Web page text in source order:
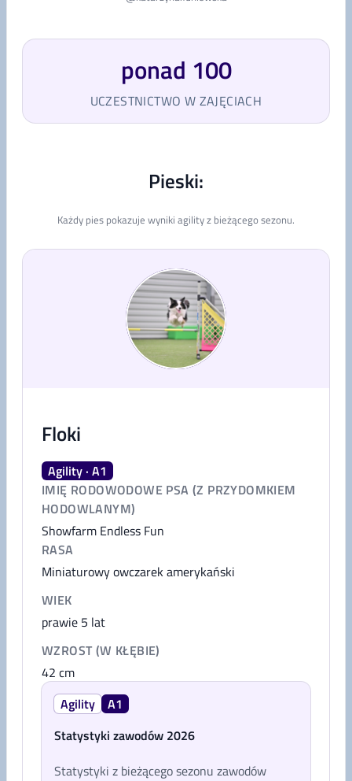
ponad 100
UCZESTNICTWO W ZAJĘCIACH
Pieski:
Każdy pies pokazuje wyniki agility z bieżącego sezonu.
Floki
Agility · A1
IMIĘ RODOWODOWE PSA (Z PRZYDOMKIEM
HODOWLANYM)
Showfarm Endless Fun
RASA
Miniaturowy owczarek amerykański
WIEK
prawie 5 lat
WZROST (W KŁĘBIE)
42 cm
Agility
A1
Statystyki zawodów 2026
Statystyki z bieżącego sezonu zawodów